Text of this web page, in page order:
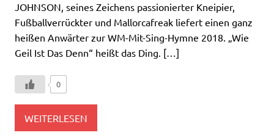
JOHNSON, seines Zeichens passionierter Kneipier,
Fußballverrückter und Mallorcafreak liefert einen ganz
heißen Anwärter zur WM-Mit-Sing-Hymne 2018. „Wie
Geil Ist Das Denn“ heißt das Ding. […]
0
WEITERLESEN